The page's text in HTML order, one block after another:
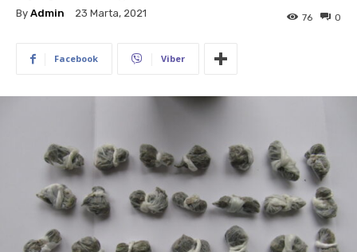
By Admin 23 Marta, 2021 0
76
Facebook Viber